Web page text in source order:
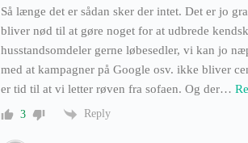
Så længe det er sådan sker der intet. Det er jo
bliver nød til at gøre noget for at udbrede
husstandsomdeler gerne løbesedler, vi kan jo
med at kampagner på Google osv. ikke bliver
er tid til at vi letter røven fra sofaen. Og der…
3 Reply